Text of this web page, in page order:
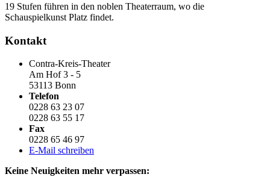
19 Stufen führen in den noblen Theaterraum, wo die
Schauspielkunst Platz findet.
Kontakt
Contra-Kreis-Theater
Am Hof 3 - 5
53113 Bonn
Telefon
0228 63 23 07
0228 63 55 17
Fax
0228 65 46 97
E-Mail schreiben
Keine Neuigkeiten mehr verpassen: